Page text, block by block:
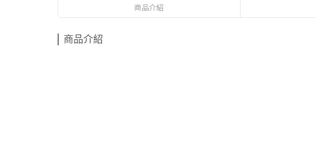
商品介紹
商品介紹